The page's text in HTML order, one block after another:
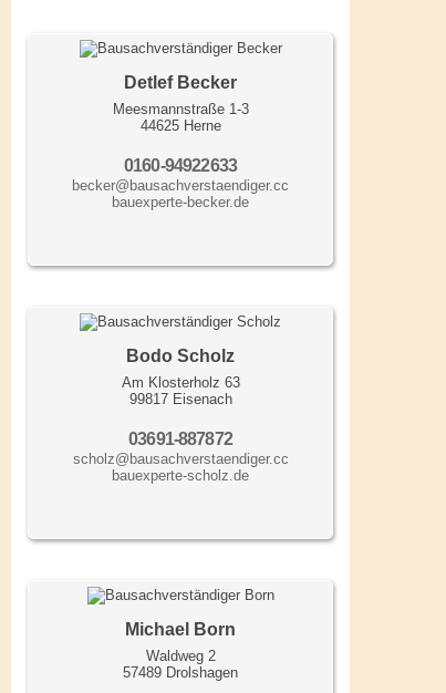
Detlef Becker
Meesmannstraße 1-3
44625 Herne
0160-94922633
becker@bausachverstaendiger.cc
bauexperte-becker.de
Bodo Scholz
Am Klosterholz 63
99817 Eisenach
03691-887872
scholz@bausachverstaendiger.cc
bauexperte-scholz.de
Michael Born
Waldweg 2
57489 Drolshagen